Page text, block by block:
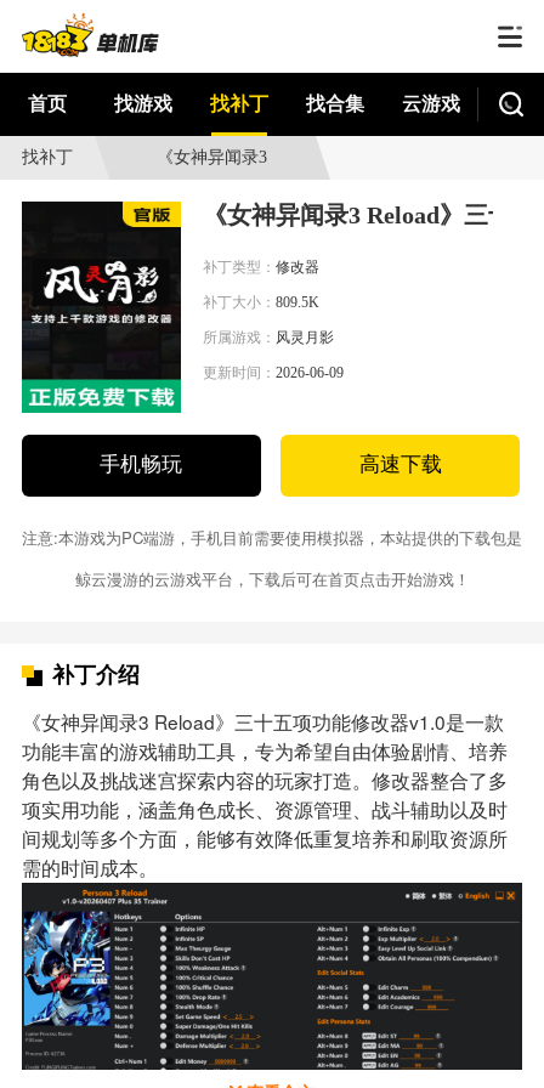
首页 找游戏 找补丁 找合集 云游戏
找补丁 《女神异闻录3
Reload》三十五项功
《女神异闻录3 Reload》三十
补丁类型：修改器
补丁大小：809.5K
所属游戏： 风灵月影
更新时间：2026-06-09
手机畅玩 高速下载
注意:本游戏为PC端游，手机目前需要使用模拟器，本站提供的下载包是
鲸云漫游的云游戏平台，下载后可在首页点击开始游戏！
补丁介绍
《女神异闻录3 Reload》三十五项功能修改器v1.0是一款
功能丰富的游戏辅助工具，专为希望自由体验剧情、培养
角色以及挑战迷宫探索内容的玩家打造。修改器整合了多
项实用功能，涵盖角色成长、资源管理、战斗辅助以及时
间规划等多个方面，能够有效降低重复培养和刷取资源所
需的时间成本。